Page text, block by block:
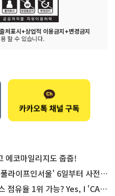
처표시+상업적 이용금지+변경금지
할 수 있습니다.
에코마일리지도 줍줍!
이프인서울' 6일부터 사전 예약
점유율 1위 가능? Yes, I 'CAN'